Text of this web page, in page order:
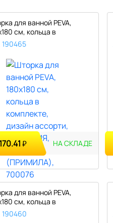
для ванной PEVA,
см, кольца в
190465
170.41₽ НА СКЛАДЕ
для ванной PEVA,
см, кольца в
190460